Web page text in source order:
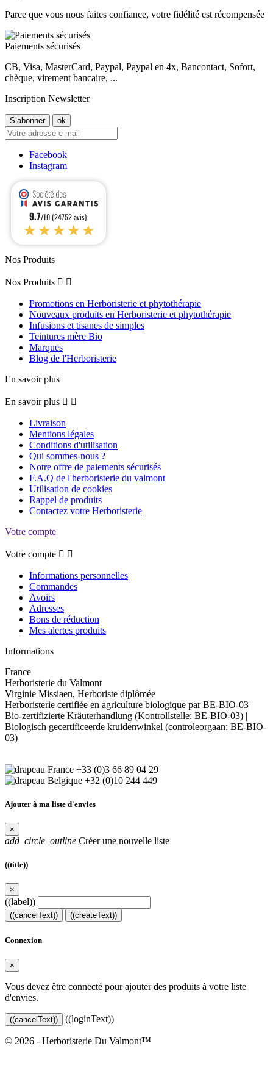
Parce que vous nous faites confiance, votre fidélité est récompensée
Paiements sécurisés
CB, Visa, MasterCard, Paypal, Paypal en 4x, Bancontact, Sofort,
chèque, virement bancaire, ...
Inscription Newsletter
Facebook
Instagram
9.7/10 (24752 avis)
★★★★★
Nos Produits
Nos Produits  
Promotions en Herboristerie et phytothérapie
Nouveaux produits en Herboristerie et phytothérapie
Infusions et tisanes de simples
Teintures mère Bio
Marques
Blog de l'Herboristerie
En savoir plus
En savoir plus  
Livraison
Mentions légales
Conditions d'utilisation
Qui sommes-nous ?
Notre offre de paiements sécurisés
F.A.Q de l'herboristerie du valmont
Utilisation de cookies
Rappel de produits
Contactez votre Herboristerie
Votre compte
Votre compte  
Informations personnelles
Commandes
Avoirs
Adresses
Bons de réduction
Mes alertes produits
Informations
France
Herboristerie du Valmont
Virginie Missiaen, Herboriste diplômée
Herboristerie certifiée en agriculture biologique par BE-BIO-03 |
Bio-zertifizierte Kräuterhandlung (Kontrollstelle: BE-BIO-03) |
Biologisch gecertificeerde kruidenwinkel (controleorgaan: BE-BIO-
03)
+33 (0)3 66 89 04 29
+32 (0)10 244 449
Ajouter à ma liste d'envies
×
add_circle_outline Créer une nouvelle liste
((title))
×
((label))
((cancelText)) ((createText))
Connexion
×
Vous devez être connecté pour ajouter des produits à votre liste
d'envies.
((cancelText)) ((loginText))
© 2026 - Herboristerie Du Valmont™